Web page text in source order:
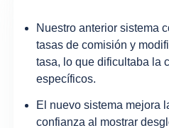
Nuestro anterior sistema
tasas de comisión y
tasa, lo que dificultaba la
específicos.
El nuevo sistema mejora
confianza al mostrar